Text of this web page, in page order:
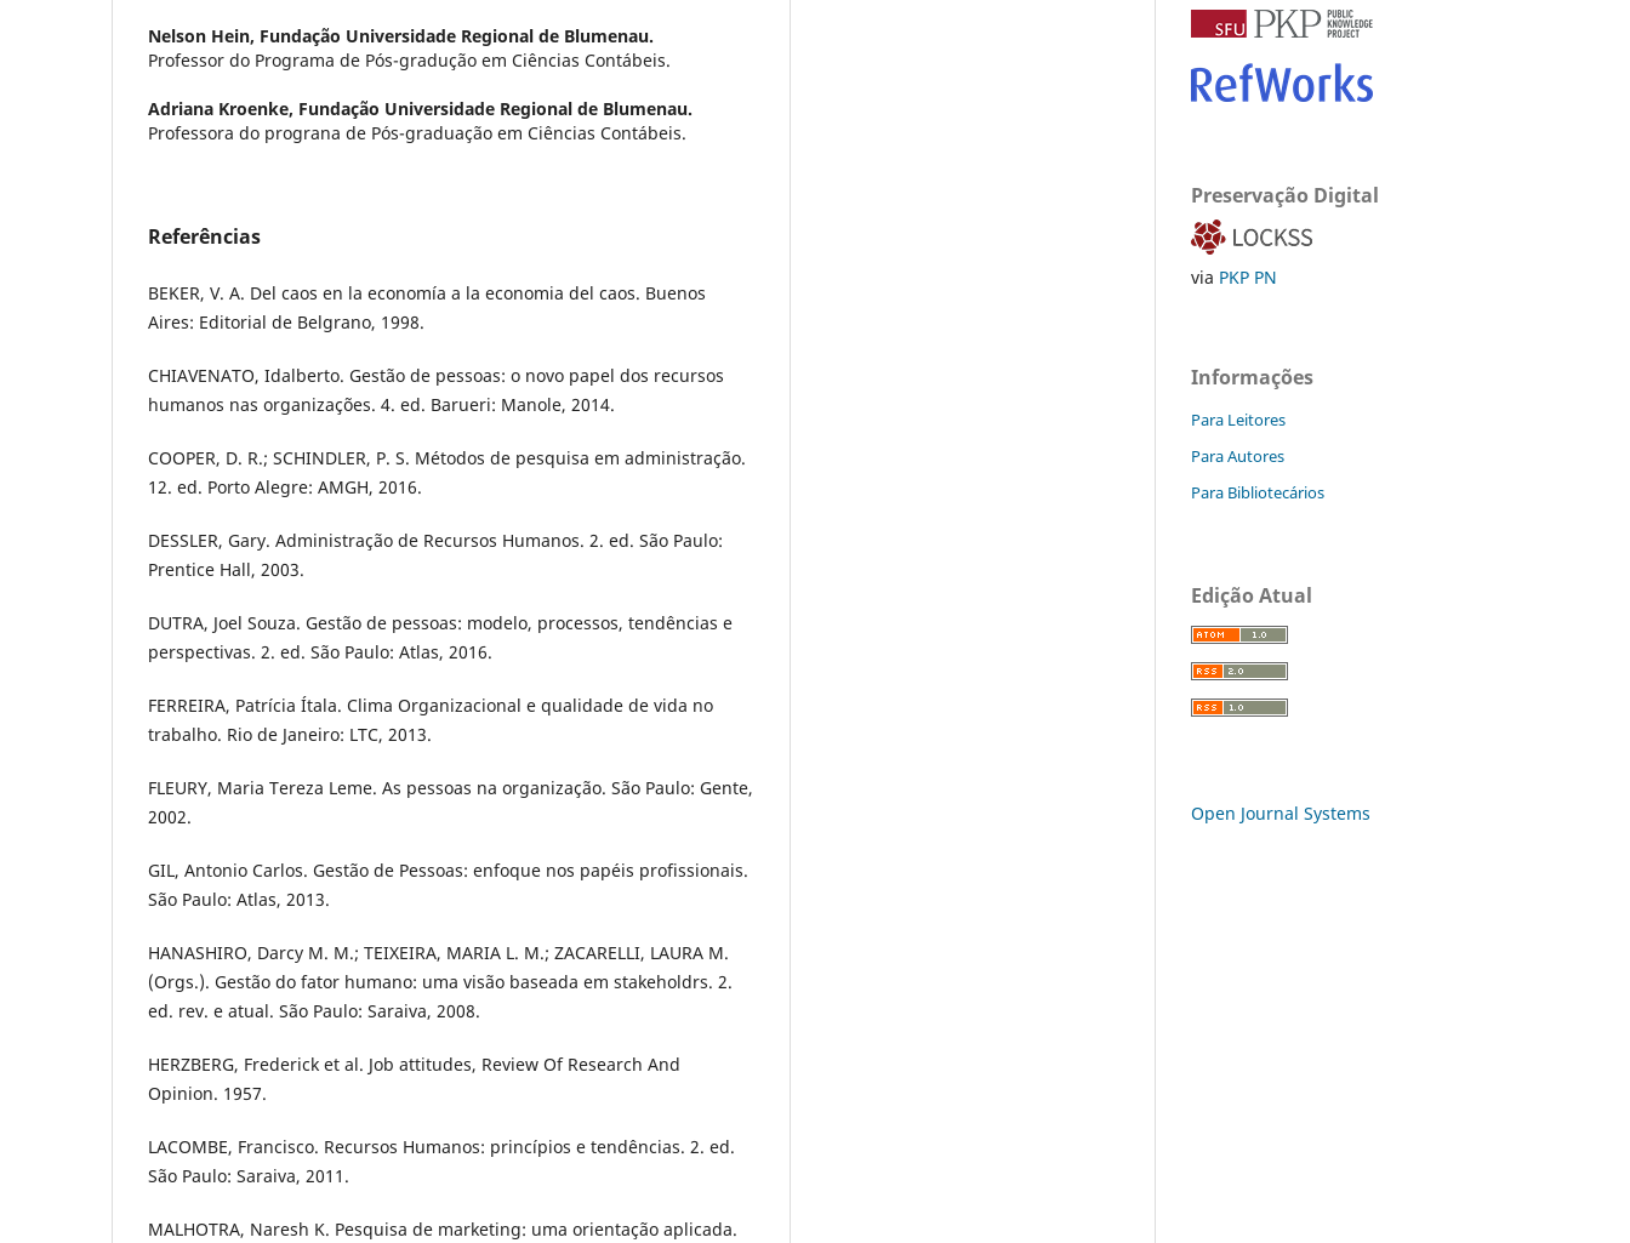
Nelson Hein, Fundação Universidade Regional de Blumenau.
Professor do Programa de Pós-gradução em Ciências Contábeis.
Adriana Kroenke, Fundação Universidade Regional de Blumenau.
Professora do prograna de Pós-graduação em Ciências Contábeis.
Referências
BEKER, V. A. Del caos en la economía a la economia del caos. Buenos
Aires: Editorial de Belgrano, 1998.
CHIAVENATO, Idalberto. Gestão de pessoas: o novo papel dos recursos
humanos nas organizações. 4. ed. Barueri: Manole, 2014.
COOPER, D. R.; SCHINDLER, P. S. Métodos de pesquisa em administração.
12. ed. Porto Alegre: AMGH, 2016.
DESSLER, Gary. Administração de Recursos Humanos. 2. ed. São Paulo:
Prentice Hall, 2003.
DUTRA, Joel Souza. Gestão de pessoas: modelo, processos, tendências e
perspectivas. 2. ed. São Paulo: Atlas, 2016.
FERREIRA, Patrícia Ítala. Clima Organizacional e qualidade de vida no
trabalho. Rio de Janeiro: LTC, 2013.
FLEURY, Maria Tereza Leme. As pessoas na organização. São Paulo: Gente,
2002.
GIL, Antonio Carlos. Gestão de Pessoas: enfoque nos papéis profissionais.
São Paulo: Atlas, 2013.
HANASHIRO, Darcy M. M.; TEIXEIRA, MARIA L. M.; ZACARELLI, LAURA M.
(Orgs.). Gestão do fator humano: uma visão baseada em stakeholdrs. 2.
ed. rev. e atual. São Paulo: Saraiva, 2008.
HERZBERG, Frederick et al. Job attitudes, Review Of Research And
Opinion. 1957.
LACOMBE, Francisco. Recursos Humanos: princípios e tendências. 2. ed.
São Paulo: Saraiva, 2011.
MALHOTRA, Naresh K. Pesquisa de marketing: uma orientação aplicada.
Preservação Digital
via PKP PN
Informações
Para Leitores
Para Autores
Para Bibliotecários
Edição Atual
Open Journal Systems